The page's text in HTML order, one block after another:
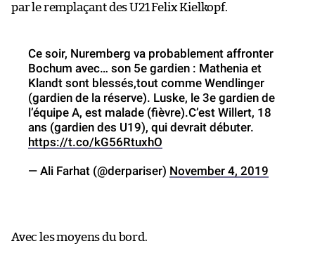
par le remplaçant des U21 Felix Kielkopf.
Ce soir, Nuremberg va probablement affronter
Bochum avec… son 5e gardien : Mathenia et
Klandt sont blessés,tout comme Wendlinger
(gardien de la réserve). Luske, le 3e gardien de
l’équipe A, est malade (fièvre).C’est Willert, 18
ans (gardien des U19), qui devrait débuter.
https://t.co/kG56RtuxhO
— Ali Farhat (@derpariser) November 4, 2019
Avec les moyens du bord.